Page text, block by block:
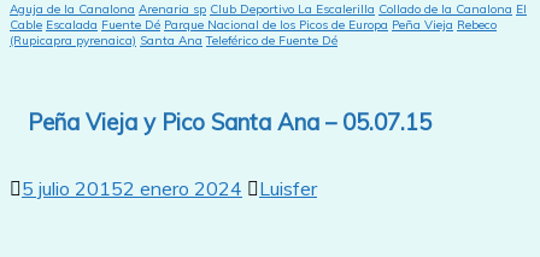
Aguja de la Canalona Arenaria sp Club Deportivo La Escalerilla Collado de la Canalona El
Cable Escalada Fuente Dé Parque Nacional de los Picos de Europa Peña Vieja Rebeco
(Rupicapra pyrenaica) Santa Ana Teleférico de Fuente Dé
Peña Vieja y Pico Santa Ana – 05.07.15
5 julio 20152 enero 2024 Luisfer